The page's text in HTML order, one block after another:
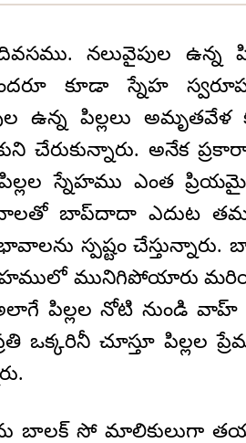
నలువైపుల ఉన్న
మీరందరూ కూడా స్నేహ
ఉన్న పిల్లలు
చేరుకున్నారు. అనేక
పిల్లల స్నేహము ఎంత
బాప్‌దాదా ఎదుట తమ
స్పష్టం చేస్తున్నారు.
మునిగిపోయారు
అలాగే పిల్లల నోటి నుండి
ఒక్కరినీ చూస్తూ పిల్లల
బాలక్ సో మాలికులుగా